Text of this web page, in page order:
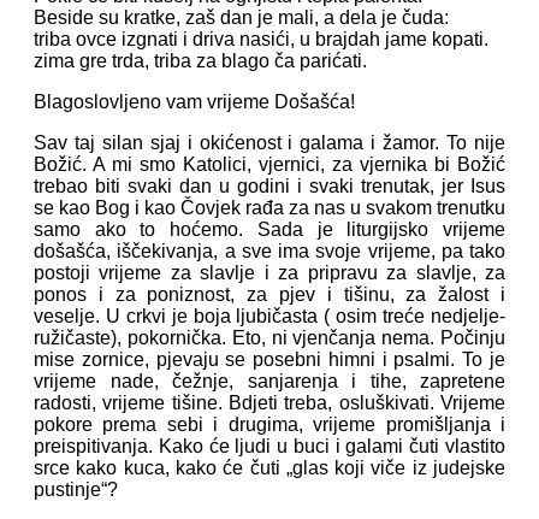
Beside su kratke, zaš dan je mali, a dela je čuda:
triba ovce izgnati i driva nasići, u brajdah jame kopati.
zima gre trda, triba za blago ča parićati.
Blagoslovljeno vam vrijeme Došašća!
Sav taj silan sjaj i okićenost i galama i žamor. To nije
Božić. A mi smo Katolici, vjernici, za vjernika bi Božić
trebao biti svaki dan u godini i svaki trenutak, jer Isus
se kao Bog i kao Čovjek rađa za nas u svakom trenutku
samo ako to hoćemo. Sada je liturgijsko vrijeme
došašća, iščekivanja, a sve ima svoje vrijeme, pa tako
postoji vrijeme za slavlje i za pripravu za slavlje, za
ponos i za poniznost, za pjev i tišinu, za žalost i
veselje. U crkvi je boja ljubičasta ( osim treće nedjelje-
ružičaste), pokornička. Eto, ni vjenčanja nema. Počinju
mise zornice, pjevaju se posebni himni i psalmi. To je
vrijeme nade, čežnje, sanjarenja i tihe, zapretene
radosti, vrijeme tišine. Bdjeti treba, osluškivati. Vrijeme
pokore prema sebi i drugima, vrijeme promišljanja i
preispitivanja. Kako će ljudi u buci i galami čuti vlastito
srce kako kuca, kako će čuti „glas koji viče iz judejske
pustinje“?